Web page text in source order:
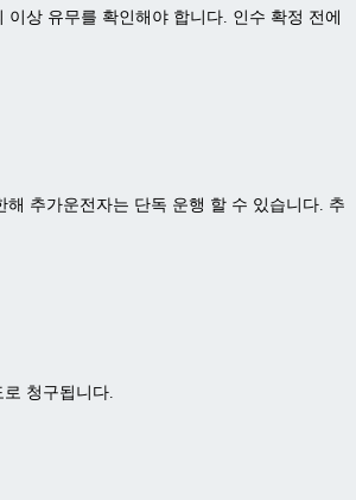
상 유무를 확인해야 합니다. 인수 확정 전에
추가운전자는 단독 운행 할 수 있습니다. 추
청구됩니다.